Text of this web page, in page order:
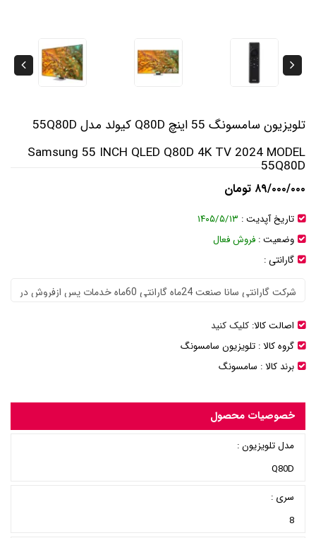
تلویزیون سامسونگ 55 اینچ Q80D کیولد مدل 55Q80D
Samsung 55 INCH QLED Q80D 4K TV 2024 MODEL
55Q80D
۸۹/۰۰۰/۰۰۰ تومان
تاریخ آپدیت : ۱۴۰۵/۵/۱۳
وضعیت : فروش فعال
گارانتی :
اصالت کالا: کلیک کنید
گروه کالا : تلویزیون سامسونگ
برند کالا : سامسونگ
خصوصیات محصول
مدل تلویزیون :
Q80D
سری :
8